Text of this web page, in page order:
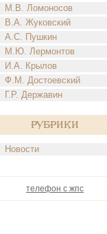
М.В. Ломоносов
В.А. Жуковский
А.С. Пушкин
М.Ю. Лермонтов
И.А. Крылов
Ф.М. Достоевский
Г.Р. Державин
Рубрики
Новости
телефон с жпс